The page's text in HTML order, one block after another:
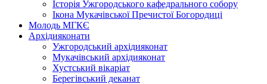
Історія Ужгородського кафедрального собору
Ікона Мукачівської Пречистої Богородиці
Молодь МГКЄ
Архідияконати
Ужгородський архідияконат
Мукачівський архідияконат
Хустський вікаріат
Берегівський деканат